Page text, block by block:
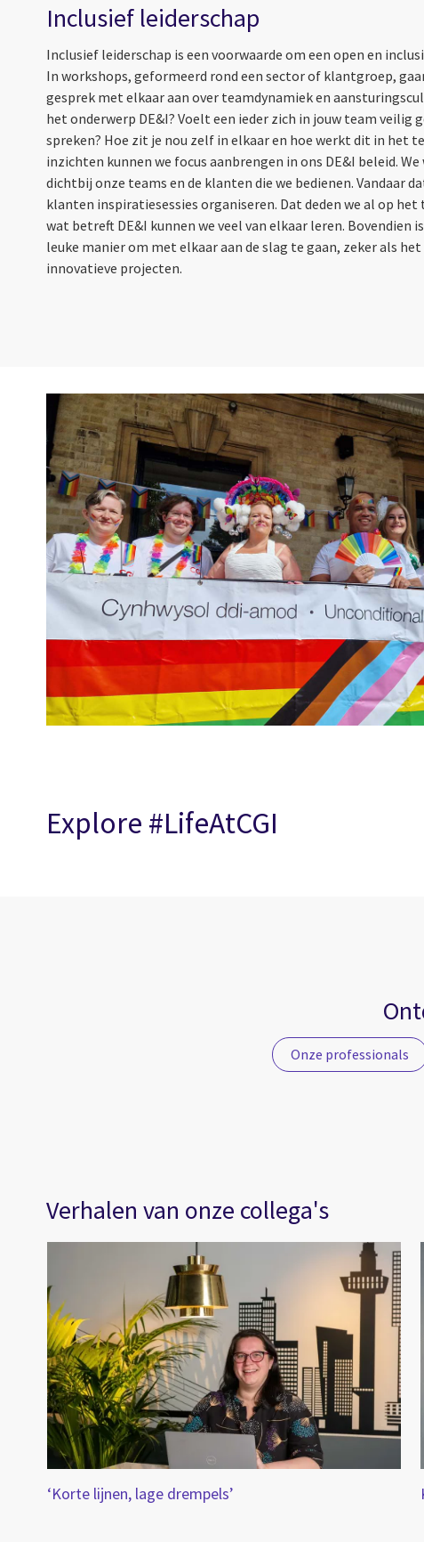
Inclusief leiderschap
Inclusief leiderschap is een voorwaarde om een open en
In workshops, geformeerd rond een sector of klantgroep,
gesprek met elkaar aan over teamdynamiek en
het onderwerp DE&I? Voelt een ieder zich in jouw team veilig
spreken? Hoe zit je nou zelf in elkaar en hoe werkt dit in het
inzichten kunnen we focus aanbrengen in ons DE&I beleid.
dichtbij onze teams en de klanten die we bedienen. Vandaar
klanten inspiratiesessies organiseren. Dat deden we al op
wat betreft DE&I kunnen we veel van elkaar leren. Bovendien
leuke manier om met elkaar aan de slag te gaan, zeker als
innovatieve projecten.
Explore #LifeAtCGI
Onze professionals
Verhalen van onze collega's
‘Korte lijnen, lage drempels’